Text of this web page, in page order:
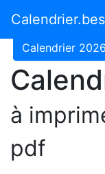
Calendrier
Calendrier 2026
à
pdf